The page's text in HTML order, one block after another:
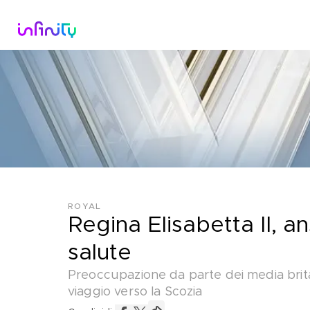
ROYAL
Regina Elisabetta II,
salute
Preoccupazione da parte dei media
viaggio verso la Scozia